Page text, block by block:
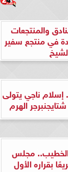
والمنتجعات
في منتجع سفير
ناجي يتولى
الهرم
الخطيب.. مجلس
بقراره الأول